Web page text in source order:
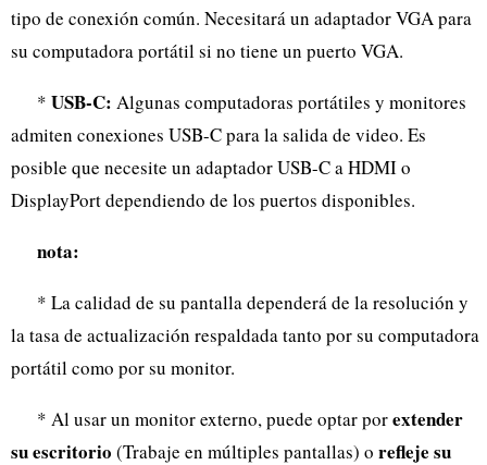
tipo de conexión común. Necesitará un adaptador VGA para
su computadora portátil si no tiene un puerto VGA.
* USB-C: Algunas computadoras portátiles y monitores
admiten conexiones USB-C para la salida de video. Es
posible que necesite un adaptador USB-C a HDMI o
DisplayPort dependiendo de los puertos disponibles.
nota:
* La calidad de su pantalla dependerá de la resolución y
la tasa de actualización respaldada tanto por su computadora
portátil como por su monitor.
* Al usar un monitor externo, puede optar porextender
su escritorio (Trabaje en múltiples pantallas) o refleje su